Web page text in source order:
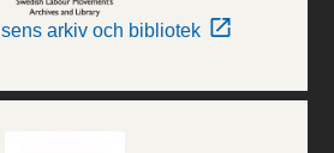
arkiv och bibliotek